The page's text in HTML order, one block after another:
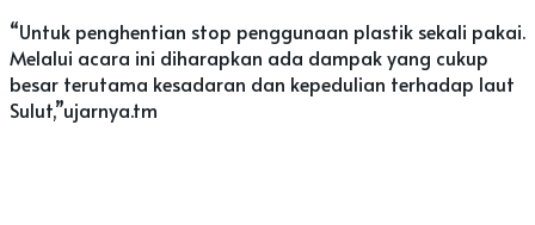
“Untuk penghentian stop penggunaan plastik sekali pakai.
Melalui acara ini diharapkan ada dampak yang cukup
besar terutama kesadaran dan kepedulian terhadap laut
Sulut,”ujarnya.tm